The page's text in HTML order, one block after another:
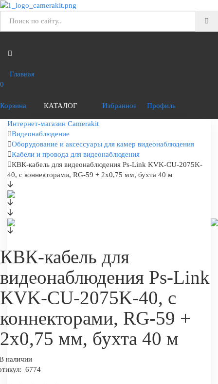
Главная
0
Корзина КАТАЛОГ Избранное Профиль
Интернет-магазин Camerakit
Видеонаблюдение
Оборудование и аксессуары для камер видеонаблюдения
Кабели и провода для видеонаблюдения
КВК-кабель для видеонаблюдения Ps-Link KVK-CU-2075K-
40, с коннекторами, RG-59 + 2х0,75 мм, бухта 40 м
КВК-кабель для
видеонаблюдения Ps-Link
KVK-CU-2075K-40, с
коннекторами, RG-59 +
2х0,75 мм, бухта 40 м
наличии
6774